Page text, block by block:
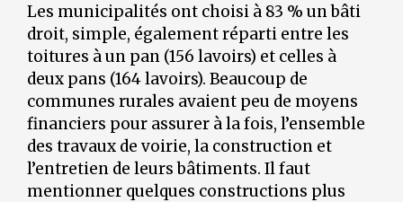
Les municipalités ont choisi à 83 % un bâti
droit, simple, également réparti entre les
toitures à un pan (156 lavoirs) et celles à
deux pans (164 lavoirs). Beaucoup de
communes rurales avaient peu de moyens
financiers pour assurer à la fois, l’ensemble
des travaux de voirie, la construction et
l’entretien de leurs bâtiments. Il faut
mentionner quelques constructions plus